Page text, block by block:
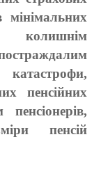
мінімальних
колишнім
катастрофи,
пенсійних
пенсій